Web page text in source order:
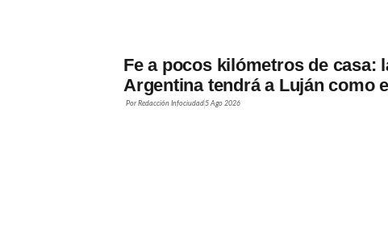
Fe a pocos kilómetros de casa:
Argentina tendrá a Luján como
Por Redacción Infociudad5 Ago 2026